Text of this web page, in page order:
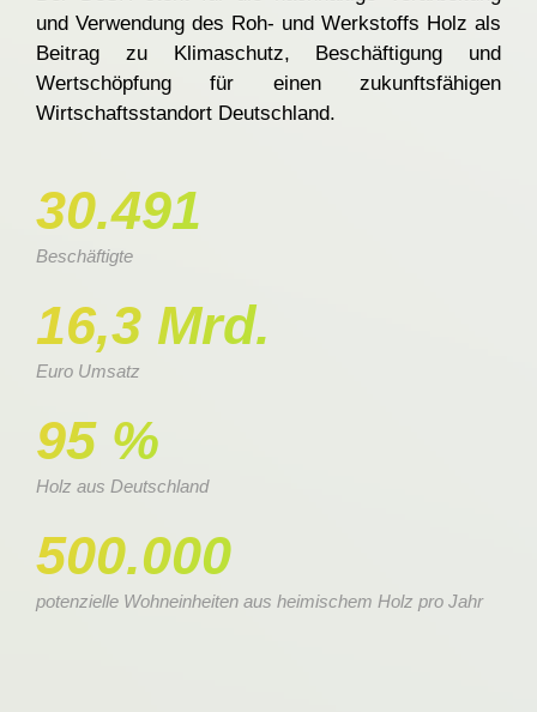
und Verwendung des Roh- und Werkstoffs Holz als
Beitrag zu Klimaschutz, Beschäftigung und
Wertschöpfung für einen zukunftsfähigen
Wirtschaftsstandort Deutschland.
30.491
Beschäftigte
16,3 Mrd.
Euro Umsatz
95 %
Holz aus Deutschland
500.000
potenzielle Wohneinheiten aus heimischem Holz pro Jahr